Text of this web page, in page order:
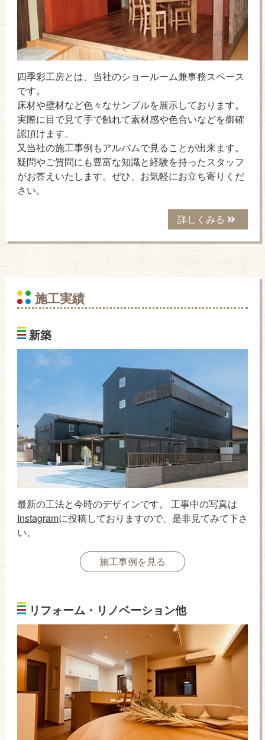
四季彩工房とは、当社のショールーム兼事務スペース
です。
床材や壁材など色々なサンプルを展示しております。
実際に目で見て手で触れて素材感や色合いなどを御確
認頂けます。
又当社の施工事例もアルバムで見ることが出来ます。
疑問やご質問にも豊富な知識と経験を持ったスタッフ
がお答えいたします。ぜひ、お気軽にお立ち寄りくだ
さい。
詳しくみる
施工実績
新築
最新の工法と今時のデザインです。 工事中の写真は
Instagramに投稿しておりますので、是非見てみて下さ
い。
施工事例を見る
リフォーム・リノベーション他